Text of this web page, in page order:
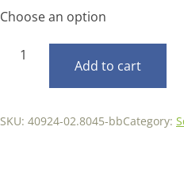
Hoody
Add to cart
SKU: 40924-02.8045-bbCategory: